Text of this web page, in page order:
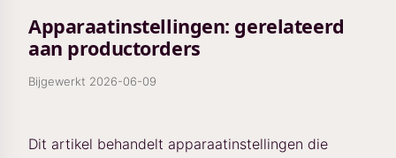
Apparaatinstellingen: gerelateerd
aan productorders
Bijgewerkt 2026-06-09
Dit artikel behandelt apparaatinstellingen die